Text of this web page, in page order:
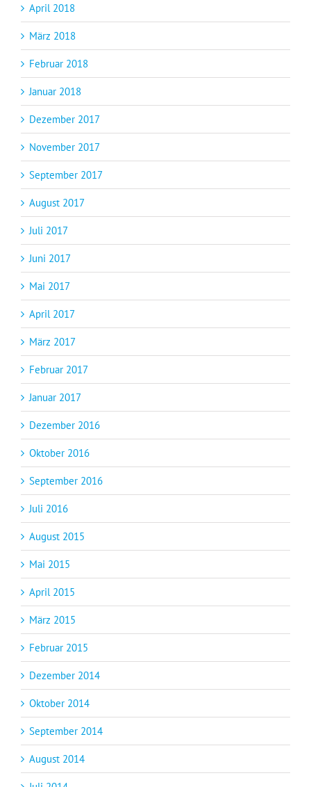
April 2018
März 2018
Februar 2018
Januar 2018
Dezember 2017
November 2017
September 2017
August 2017
Juli 2017
Juni 2017
Mai 2017
April 2017
März 2017
Februar 2017
Januar 2017
Dezember 2016
Oktober 2016
September 2016
Juli 2016
August 2015
Mai 2015
April 2015
März 2015
Februar 2015
Dezember 2014
Oktober 2014
September 2014
August 2014